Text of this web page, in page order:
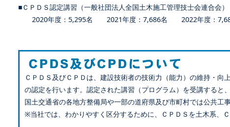
■ＣＰＤＳ認定講習（一般社団法人全国土木施工管理技士会連合会）
2020年度：5,295名 2021年度：7,686名 2022年度：
ＣＰＤＳ及びＣＰＤは、建設技術者の技術力（能力）の維持・向
の認定を行います。認定された講習（プログラム）を受講すると
国土交通省の各地方整備局や一部の道府県及び市町村では公共工
※当社では、わかりやすく区分するために、ＣＰＤＳを土木系、